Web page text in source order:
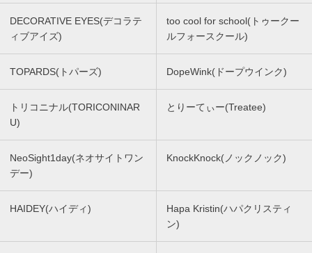
DECORATIVE EYES(デコラテ
ィブアイズ)
too cool for school(トゥークー
ルフォースクール)
TOPARDS(トパーズ) DopeWink(ドープウインク)
トリコニナル(TORICONINAR
U)
とりーてぃー(Treatee)
NeoSight1day(ネオサイトワン
デー)
KnockKnock(ノックノック)
HAIDEY(ハイディ)
Hapa Kristin(ハパクリスティ
ン)